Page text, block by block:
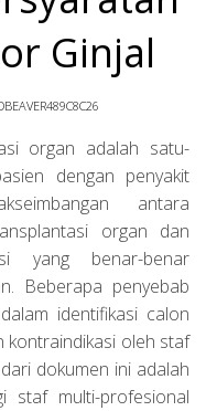
Ginjal
organ adalah satu-
dengan penyakit
antara
organ dan
yang benar-benar
Beberapa penyebab
identifikasi calon
kontraindikasi oleh staf
dokumen ini adalah
staf multi-profesional